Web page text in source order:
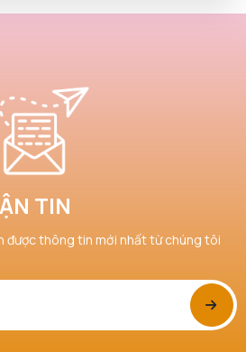
sản phẩm Nước Hoa
đã mua sản phẩm Tẩy
phẩm Smoothie Tẩy Da
09/08/2026
TIN
được thông tin mới nhất từ chúng tôi